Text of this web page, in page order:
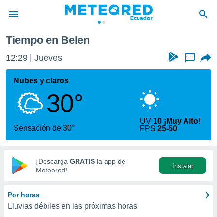
de
ha
calidad.
a este
las
y
digital
basada
Tiempo en Belen
12:29 Jueves ...
Nubes y claros
30°
Sensación de 30°
UV 10 ¡Muy Alto!
FPS25-50
¡Descarga GRATIS la app de
Meteored!
Instalar
Por horas
Lluvias débiles en las próximas horas